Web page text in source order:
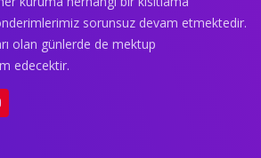
sorunsuz devam etmektedir.
olan günlerde de mektup
edecektir.